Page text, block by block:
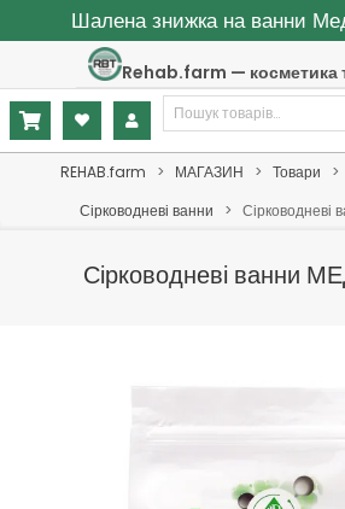
Шалена знижка на ванни
to
content
Rehab.farm — косметика
Шукати:
PrimaryREHAB.farm > МАГАЗИН > Товари >
Сірководневі ванни
> Сірководневі
Сірководневі ванни